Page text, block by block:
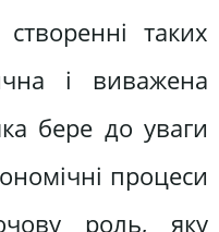
таких
і виважена
бере до уваги
процеси
роль, яку